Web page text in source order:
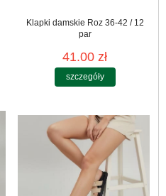
Klapki damskie Roz 36-42 / 12
par
41.00 zł
szczegóły